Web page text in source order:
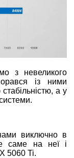
з невеликого
із ними
а у
виключно в
саме на неї і
5060 Ti.